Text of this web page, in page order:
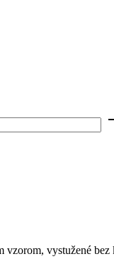
vystužené